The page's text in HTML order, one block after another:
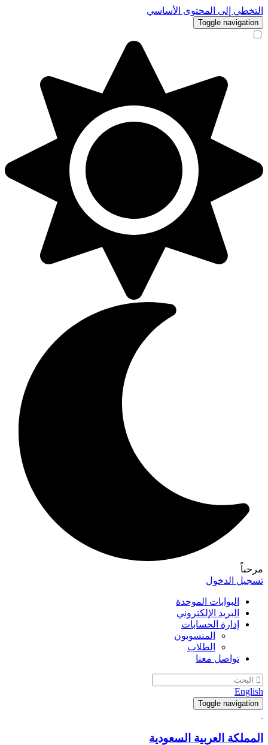
التخطي إلى المحتوى الأساسي
Toggle navigation
مرحباً
تسجيل الدخول
البوابات الموحدة
البريد الإلكتروني
إدارة الحسابات
المنسوبون
الطلاب
تواصل معنا
English
Toggle navigation
المملكة العربية السعودية